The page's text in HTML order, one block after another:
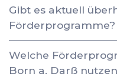
Gibt es aktuell
Förderprogramme?
Welche
Born a. Darß